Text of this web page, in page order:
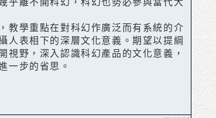
教學重點在對科幻作廣泛而有系統的介
人表相下的深層文化意義。期望以提綱
視野，深入認識科幻產品的文化意義，
一步的省思。